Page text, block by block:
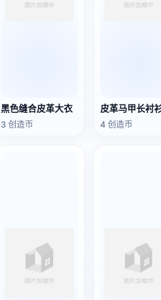
黑色缝合皮革大衣
3 创造币
皮革马甲长衬
4 创造币